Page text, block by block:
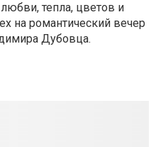
тепла, цветов и
на романтический вечер
Дубовца.